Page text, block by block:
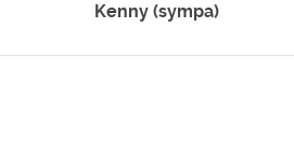
Kenny (sympa)